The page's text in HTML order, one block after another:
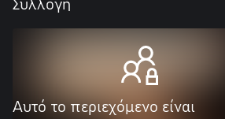
Συλλογή
Αυτό το περιεχόμενο είναι